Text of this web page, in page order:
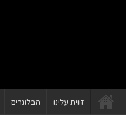
זווית עלינו הבלוגרים